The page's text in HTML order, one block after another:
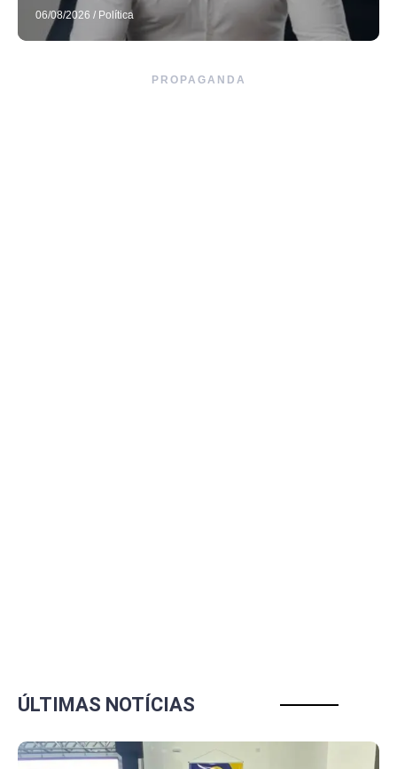
06/08/2026 / Política
PROPAGANDA
ÚLTIMAS NOTÍCIAS